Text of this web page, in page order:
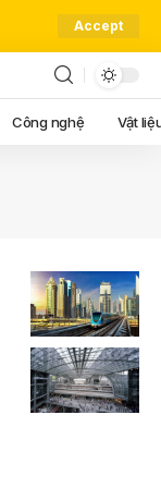
Accept
Công nghệ Vật